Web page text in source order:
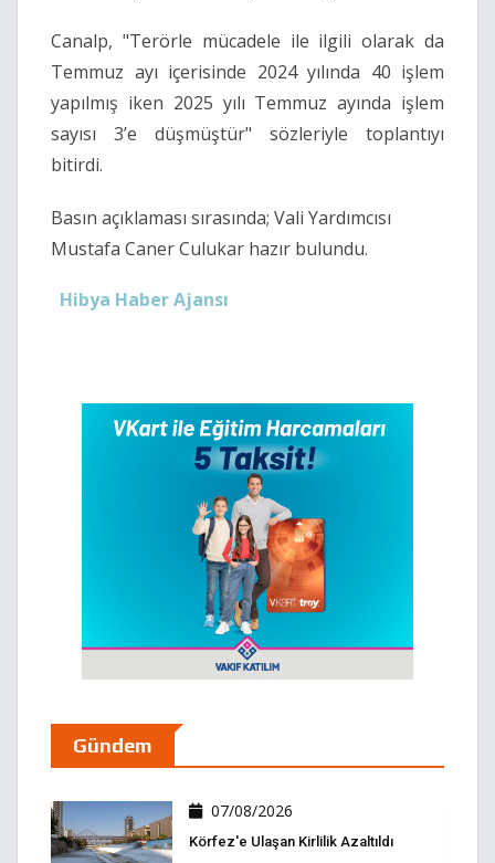
Canalp, "Terörle mücadele ile ilgili olarak da
Temmuz ayı içerisinde 2024 yılında 40 işlem
yapılmış iken 2025 yılı Temmuz ayında işlem
sayısı 3’e düşmüştür" sözleriyle toplantıyı
bitirdi.
Basın açıklaması sırasında; Vali Yardımcısı
Mustafa Caner Culukar hazır bulundu.
Hibya Haber Ajansı
Gündem
07/08/2026
Körfez'e Ulaşan Kirlilik Azaltıldı